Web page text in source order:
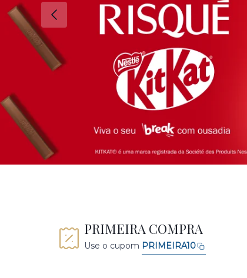
PRIMEIRA COMPRA
Use o cupom PRIMEIRA10